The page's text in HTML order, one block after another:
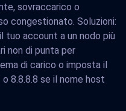
sovraccarico o
congestionato. Soluzioni:
tuo account a un nodo più
non di punta per
di carico o imposta il
8.8.8.8 se il nome host